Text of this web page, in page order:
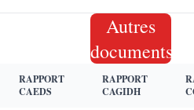
Autres
documents
RAPPORT
CAEDS
RAPPORT
CAGIDH